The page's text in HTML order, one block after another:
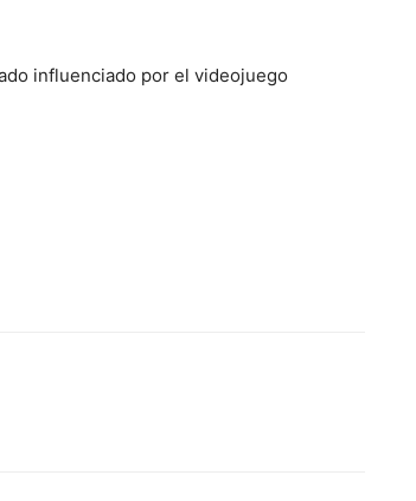
influenciado por el videojuego